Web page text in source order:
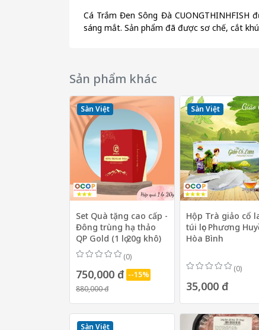
Cá Trắm Đen Sông Đà
sáng mắt. Sản phẩm đã được sơ chế, cắt
Sản phẩm khác
Sàn Việt
Set Quà tặng cao cấp -
Đông trùng hạ thảo
QP Gold (1 lọ 20g khô)
(0)
750,000 đ --15%
880,000 đ
Sàn Việt
Hộp Trà giảo cổ
túi lọc Phương
Hòa Bình
(0)
35,000 đ
Sàn Việt